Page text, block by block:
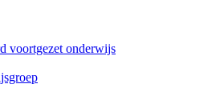
voortgezet onderwijs